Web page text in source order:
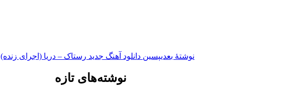
نوشته‌ٔ بعدیپسین دانلود آهنگ جدید رستاک – دریا (اجرای زنده)
نوشته‌های تازه